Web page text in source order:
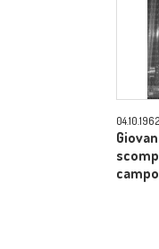
04.10.1962